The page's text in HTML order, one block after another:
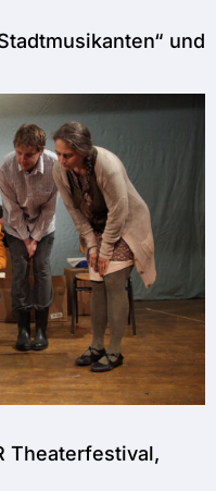
und
Theaterfestival,